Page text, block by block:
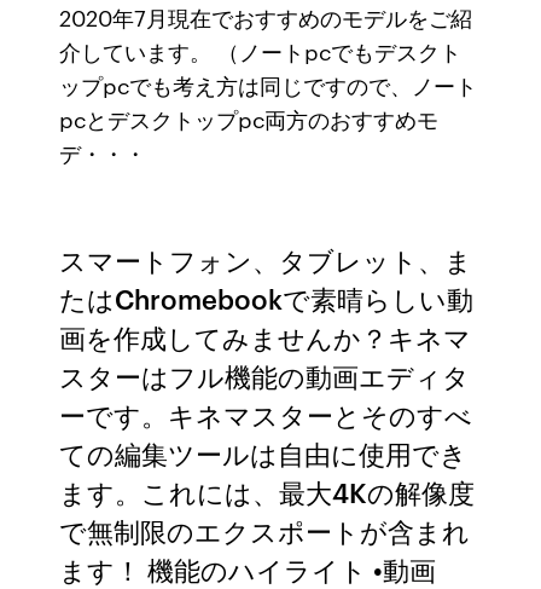
2020年7月現在でおすすめのモデルをご紹
介しています。 （ノートpcでもデスクト
ップpcでも考え方は同じですので、ノート
pcとデスクトップpc両方のおすすめモ
デ・・・
スマートフォン、タブレット、ま
たはChromebookで素晴らしい動
画を作成してみませんか？キネマ
スターはフル機能の動画エディタ
ーです。キネマスターとそのすべ
ての編集ツールは自由に使用でき
ます。これには、最大4Kの解像度
で無制限のエクスポートが含まれ
ます！ 機能のハイライト •動画